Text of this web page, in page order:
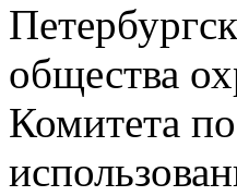
общества
Комитета